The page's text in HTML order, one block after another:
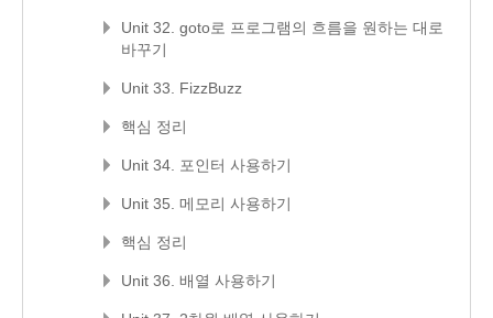
Unit 32. goto로 프로그램의 흐름을 원하는 대로
바꾸기
Unit 33. FizzBuzz
핵심 정리
Unit 34. 포인터 사용하기
Unit 35. 메모리 사용하기
핵심 정리
Unit 36. 배열 사용하기